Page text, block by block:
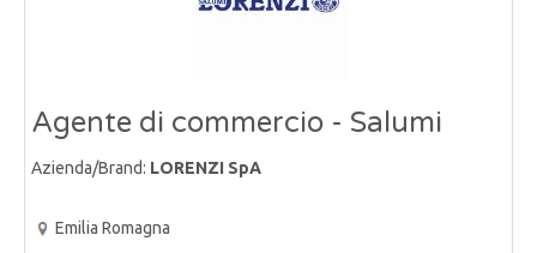
Agente di commercio - Salumi
Azienda/Brand: LORENZI SpA
Emilia Romagna